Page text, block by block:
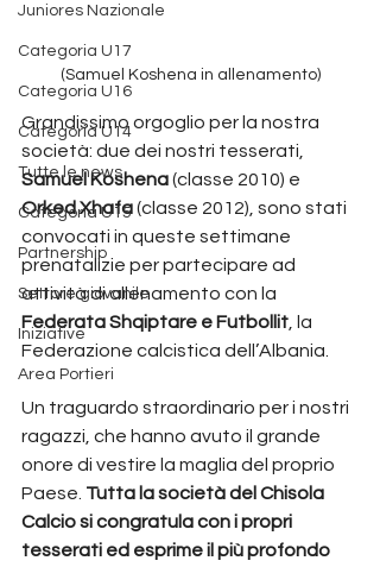
Juniores Nazionale
Categoria U17
Categoria U16
Categoria U14
Tutte le news
Categoria U15
Partnership
Settore giovanile
Iniziative
Area Portieri
(Samuel Koshena in allenamento)
Grandissimo orgoglio per la nostra
società: due dei nostri tesserati,
Samuel Koshena (classe 2010) e
Orked Xhafa (classe 2012), sono stati
convocati in queste settimane
prenatalizie per partecipare ad
attività di allenamento con la
Federata Shqiptare e Futbollit , la
Federazione calcistica dell’Albania.
Un traguardo straordinario per i nostri
ragazzi, che hanno avuto il grande
onore di vestire la maglia del proprio
Paese. Tutta la società del Chisola
Calcio si congratula con i propri
tesserati ed esprime il più profondo